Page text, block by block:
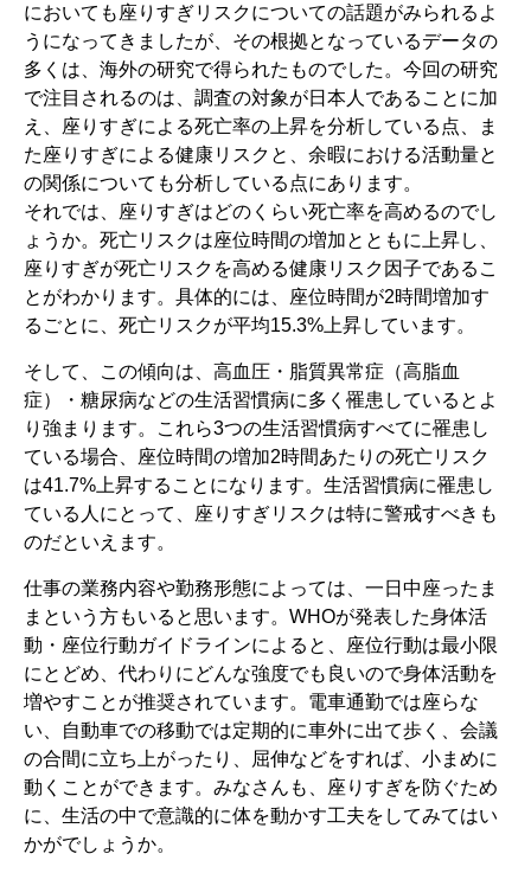
においても座りすぎリスクについての話題がみられるよ
うになってきましたが、その根拠となっているデータの
多くは、海外の研究で得られたものでした。今回の研究
で注目されるのは、調査の対象が日本人であることに加
え、座りすぎによる死亡率の上昇を分析している点、ま
た座りすぎによる健康リスクと、余暇における活動量と
の関係についても分析している点にあります。
それでは、座りすぎはどのくらい死亡率を高めるのでし
ょうか。死亡リスクは座位時間の増加とともに上昇し、
座りすぎが死亡リスクを高める健康リスク因子であるこ
とがわかります。具体的には、座位時間が2時間増加す
るごとに、死亡リスクが平均15.3%上昇しています。
そして、この傾向は、高血圧・脂質異常症（高脂血
症）・糖尿病などの生活習慣病に多く罹患しているとよ
り強まります。これら3つの生活習慣病すべてに罹患し
ている場合、座位時間の増加2時間あたりの死亡リスク
は41.7%上昇することになります。生活習慣病に罹患し
ている人にとって、座りすぎリスクは特に警戒すべきも
のだといえます。
仕事の業務内容や勤務形態によっては、一日中座ったま
まという方もいると思います。WHOが発表した身体活
動・座位行動ガイドラインによると、座位行動は最小限
にとどめ、代わりにどんな強度でも良いので身体活動を
増やすことが推奨されています。電車通勤では座らな
い、自動車での移動では定期的に車外に出て歩く、会議
の合間に立ち上がったり、屈伸などをすれば、小まめに
動くことができます。みなさんも、座りすぎを防ぐため
に、生活の中で意識的に体を動かす工夫をしてみてはい
かがでしょうか。